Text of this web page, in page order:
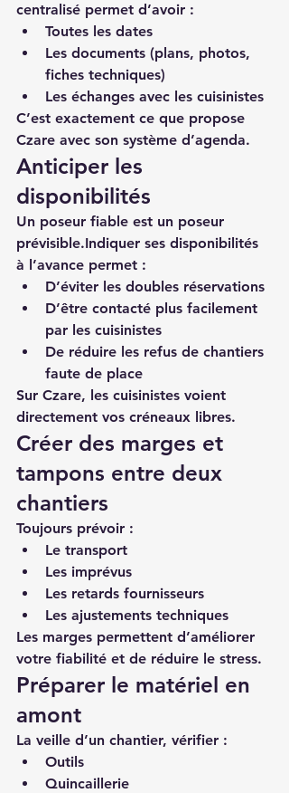
centralisé permet d’avoir :
Toutes les dates
Les documents (plans, photos,
fiches techniques)
Les échanges avec les cuisinistes
C’est exactement ce que propose
Czare avec son système d’agenda.
Anticiper les
disponibilités
Un poseur fiable est un poseur
prévisible.Indiquer ses disponibilités
à l’avance permet :
D’éviter les doubles réservations
D’être contacté plus facilement
par les cuisinistes
De réduire les refus de chantiers
faute de place
Sur Czare, les cuisinistes voient
directement vos créneaux libres.
Créer des marges et
tampons entre deux
chantiers
Toujours prévoir :
Le transport
Les imprévus
Les retards fournisseurs
Les ajustements techniques
Les marges permettent d’améliorer
votre fiabilité et de réduire le stress.
Préparer le matériel en
amont
La veille d’un chantier, vérifier :
Outils
Quincaillerie